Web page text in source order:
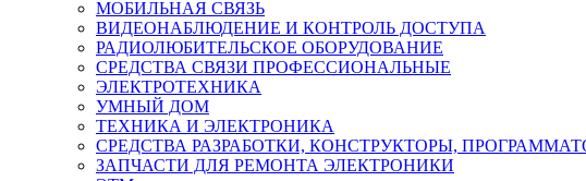
МОБИЛЬНАЯ СВЯЗЬ
ВИДЕОНАБЛЮДЕНИЕ И КОНТРОЛЬ ДОСТУПА
РАДИОЛЮБИТЕЛЬСКОЕ ОБОРУДОВАНИЕ
СРЕДСТВА СВЯЗИ ПРОФЕССИОНАЛЬНЫЕ
ЭЛЕКТРОТЕХНИКА
УМНЫЙ ДОМ
ТЕХНИКА И ЭЛЕКТРОНИКА
СРЕДСТВА РАЗРАБОТКИ, КОНСТРУКТОРЫ,
ЗАПЧАСТИ ДЛЯ РЕМОНТА ЭЛЕКТРОНИКИ